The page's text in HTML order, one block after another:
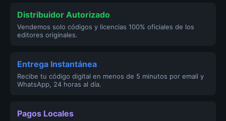
Distribuidor Autorizado
Vendemos solo códigos y licencias 100% oficiales de los
editores originales.
Entrega Instantánea
Recibe tu código digital en menos de 5 minutos por email y
WhatsApp, 24 horas al día.
Pagos Locales